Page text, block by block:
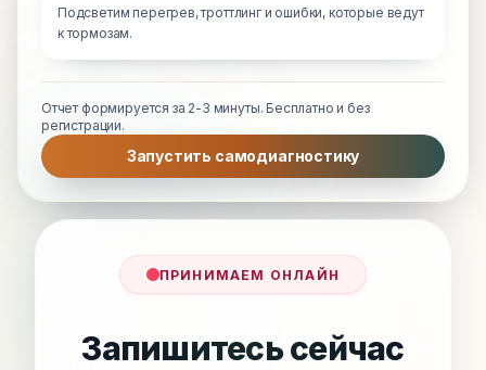
Подсветим перегрев, троттлинг и ошибки, которые ведут
к тормозам.
Отчет формируется за 2-3 минуты. Бесплатно и без
регистрации.
Запустить самодиагностику
ПРИНИМАЕМ ОНЛАЙН
Запишитесь сейчас